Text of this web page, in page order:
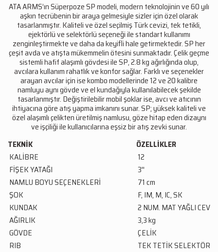
ATA ARMS’ın Süperpoze SP modeli, modern teknolojinin ve 60 yılı
aşkın tecrübenin bir araya gelmesiyle sizler için özel olarak
tasarlanmıştır. Kaliteli ve özel seçilmiş Türk cevizi, tek tetikli,
ejektörlü ve selektörlü seçeneği ile standart kullanımı
zenginleştirmekte ve daha da keyifli hale getirmektedir. SP her
çeşit avda ve atışta mükemmelin ötesini sunmaktadır. Çelik geçme
sistemli hafif alaşımlı gövdesi ile SP, 2.8 kg ağırlığında olup,
avcılara kullanım rahatlık ve konfor sağlar. Farklı ve seçenekler
arayan avcılar için ise kombo modellerinde 12 ve 20 kalibre
namluyu aynı gövde ve el kundağıyla kullanılabilecek şekilde
tasarlanmıştır. Değiştirilebilir mobil şoklar ise, avcı ve atıcının
ihtiyacına göre atış yapma imkanını sunar. SP; yüksek kaliteli ve
özel alaşımlı çelikten üretilmiş namlusu, göze hitap eden dizaynı
ve işçiliği ile kullanıcılarına eşsiz bir atış zevki sunar.
TEKNİK
ÖZELLİKLER
KALİBRE
12
FİŞEK YATAĞI
3''
NAMLU BOYU SEÇENEKLERİ
71 cm
ŞOK
F, IM, M, IC, SK
KUNDAK
2 NUM. MAT YAĞLI CEVİZ
AĞIRLIK
3,3 kg
GÖVDE
ÇELİK
RIB
TEK TETİK SELEKTÖR